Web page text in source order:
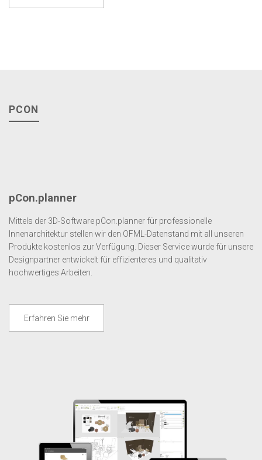
PCON
pCon.planner
Mittels der 3D-Software pCon.planner für professionelle
Innenarchitektur stellen wir den OFML-Datenstand mit all unseren
Produkte kostenlos zur Verfügung. Dieser Service wurde für unsere
Designpartner entwickelt für effizienteres und qualitativ
hochwertiges Arbeiten.
Erfahren Sie mehr